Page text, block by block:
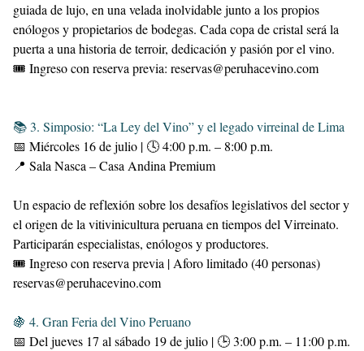
guiada de lujo, en una velada inolvidable junto a los propios
enólogos y propietarios de bodegas. Cada copa de cristal será la
puerta a una historia de terroir, dedicación y pasión por el vino.
🎟 Ingreso con reserva previa: reservas@peruhacevino.com
📚 3. Simposio: “La Ley del Vino” y el legado virreinal de Lima
📅 Miércoles 16 de julio | 🕓 4:00 p.m. – 8:00 p.m.
📍 Sala Nasca – Casa Andina Premium
Un espacio de reflexión sobre los desafíos legislativos del sector y
el origen de la vitivinicultura peruana en tiempos del Virreinato.
Participarán especialistas, enólogos y productores.
🎟 Ingreso con reserva previa | Aforo limitado (40 personas)
reservas@peruhacevino.com
🍇 4. Gran Feria del Vino Peruano
📅 Del jueves 17 al sábado 19 de julio | 🕒 3:00 p.m. – 11:00 p.m.